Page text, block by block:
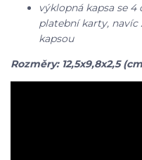
výklopná kapsa se
platební karty,
kapsou
Rozměry: 12,5x9,8x2,5